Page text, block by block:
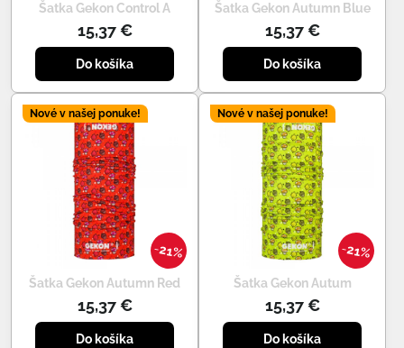
Šatka Gekon Control A
15,37 €
Do košíka
Šatka Gekon Autumn Blue
15,37 €
Do košíka
21%
Nové v našej ponuke!
Šatka Gekon Autumn Red
15,37 €
Do košíka
21%
Nové v našej ponuke!
Šatka Gekon Autum
15,37 €
Do košíka